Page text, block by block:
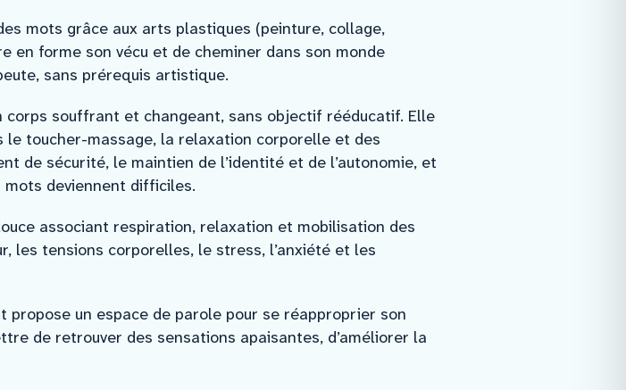
mots grâce aux arts plastiques (peinture, collage,
en forme son vécu et de cheminer dans son monde
sans prérequis artistique.
corps souffrant et changeant, sans objectif rééducatif. Elle
toucher-massage, la relaxation corporelle et des
de sécurité, le maintien de l’identité et de l’autonomie, et
mots deviennent difficiles.
associant respiration, relaxation et mobilisation des
les tensions corporelles, le stress, l’anxiété et les
propose un espace de parole pour se réapproprier son
de retrouver des sensations apaisantes, d’améliorer la